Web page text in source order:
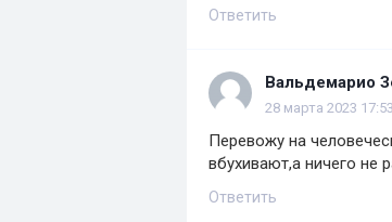
Ответить
Вальдемарио
28 марта 2023 17:53
Перевожу на
вбухивают,а ничего не
Ответить